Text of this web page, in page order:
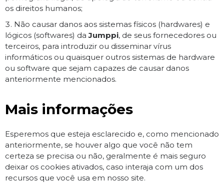
os direitos humanos;
Não causar danos aos sistemas físicos (hardwares) e
lógicos (softwares) daJumppi, de seus fornecedores ou
terceiros, para introduzir ou disseminar vírus
informáticos ou quaisquer outros sistemas de hardware
ou software que sejam capazes de causar danos
anteriormente mencionados.
Mais informações
Esperemos que esteja esclarecido e, como mencionado
anteriormente, se houver algo que você não tem
certeza se precisa ou não, geralmente é mais seguro
deixar os cookies ativados, caso interaja com um dos
recursos que você usa em nosso site.